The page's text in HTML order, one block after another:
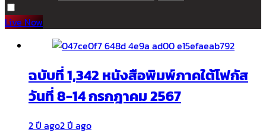
Live Now
ฉบับที่ 1,342 หนังสือพิมพ์ภาคใต้โฟกัส
วันที่ 8-14 กรกฎาคม 2567
2 ปี ago2 ปี ago